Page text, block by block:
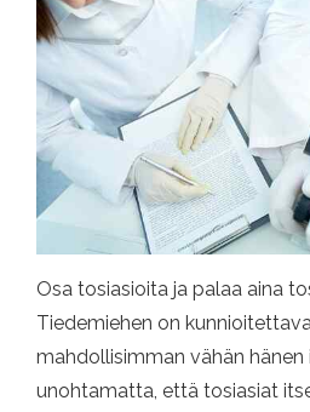
Osa tosiasioita ja palaa aina
Tiedemiehen on
mahdollisimman vähän
unohtamatta, että tosiasiat